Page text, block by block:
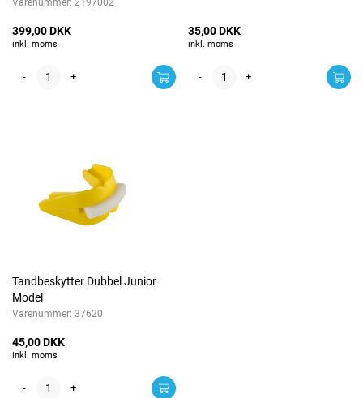
Varenummer: 2197002
399,00 DKK
inkl. moms
- +
35,00 DKK
inkl. moms
- +
Tandbeskytter Dubbel Junior
Model
Varenummer: 37620
45,00 DKK
inkl. moms
- +